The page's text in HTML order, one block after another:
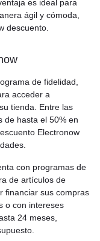
es ideal para
ágil y cómoda,
descuento.
de fidelidad,
acceder a
tienda. Entre las
de hasta el 50% en
Electronow
con programas de
de artículos de
financiar sus compras
o con intereses
24 meses,